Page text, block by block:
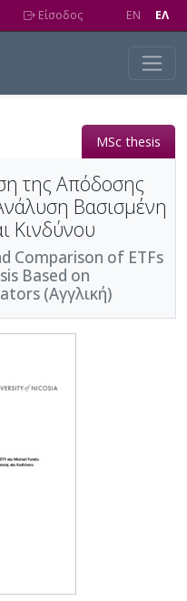
Είσοδος EN EΛ
MSc thesis
της Απόδοσης
Βασισμένη
Κινδύνου
Comparison of ETFs
Based on
(Αγγλική)